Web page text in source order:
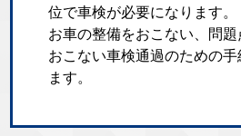
位で車検が必要になります。
お車の整備をおこない、問
おこない車検通過のための
ます。